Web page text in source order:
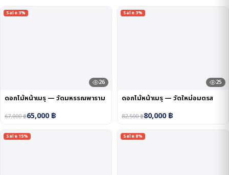
Sale 3%
26
ดอกไม้หน้าเมรุ — วัดมหรรณพาราม
67,000฿65,000฿
Sale 3%
25
ดอกไม้หน้าเมรุ — วัดใหม่อมตรส
82,500฿80,000฿
Sale 15% Sale 8%